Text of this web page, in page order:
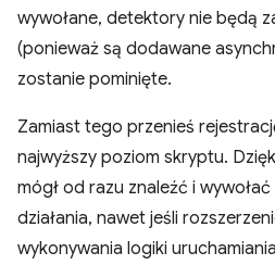
wywołane, detektory nie będą
(ponieważ są dodawane
zostanie pominięte.
Zamiast tego przenieś
najwyższy poziom skryptu.
mógł od razu znaleźć i
działania, nawet jeśli
wykonywania logiki